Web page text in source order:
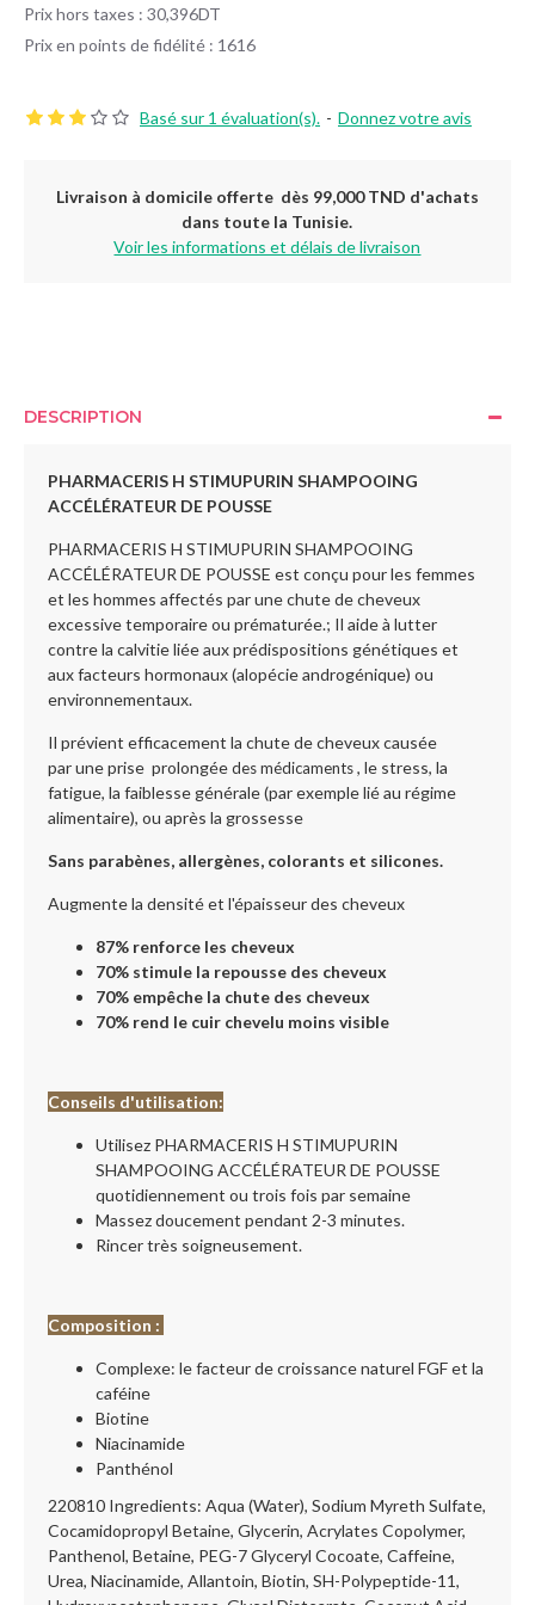
Basé sur 1 évaluation(s). - Donnez votre avis
Prix hors taxes : 30,396DT
Prix en points de fidélité : 1616
Livraison à domicile offerte dès 99,000 TND d'achats
dans toute la Tunisie.
Voir les informations et délais de livraison
DESCRIPTION
PHARMACERIS H STIMUPURIN SHAMPOOING
ACCÉLÉRATEUR DE POUSSE
PHARMACERIS H STIMUPURIN SHAMPOOING
ACCÉLÉRATEUR DE POUSSE est conçu pour les femmes
et les hommes affectés par une chute de cheveux
excessive temporaire ou prématurée.; Il aide à lutter
contre la calvitie liée aux prédispositions génétiques et
aux facteurs hormonaux (alopécie androgénique) ou
environnementaux.
Il prévient efficacement la chute de cheveux causée
par une prise prolongéedes médicaments, le stress, la
fatigue, la faiblesse générale (par exemple lié au régime
alimentaire), ou après la grossesse
Sans parabènes, allergènes, colorants et silicones.
Augmente la densité et l'épaisseur des cheveux
87% renforce les cheveux
70% stimule la repousse des cheveux
70% empêche la chute des cheveux
70% rend le cuir chevelu moins visible
Conseils d'utilisation:
Utilisez PHARMACERIS H STIMUPURIN
SHAMPOOING ACCÉLÉRATEUR DE POUSSE
quotidiennement ou trois fois par semaine
Massez doucement pendant 2-3 minutes.
Rincer très soigneusement.
Composition :
Complexe: le facteur de croissance naturel FGF et la
caféine
Biotine
Niacinamide
Panthénol
220810 Ingredients: Aqua (Water), Sodium Myreth Sulfate,
Cocamidopropyl Betaine, Glycerin, Acrylates Copolymer,
Panthenol, Betaine, PEG-7 Glyceryl Cocoate, Caffeine,
Urea, Niacinamide, Allantoin, Biotin, SH-Polypeptide-11,